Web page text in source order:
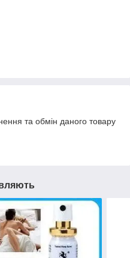
та обмін даного товару